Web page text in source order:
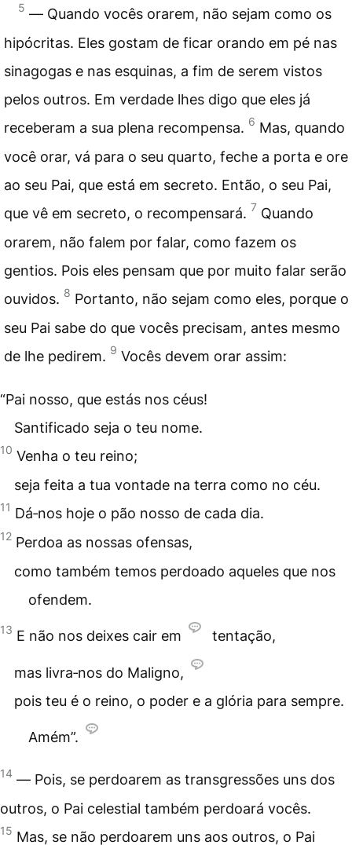
5 ― Quando vocês orarem, não sejam como os
hipócritas. Eles gostam de ficar orando em pé nas
sinagogas e nas esquinas, a fim de serem vistos
pelos outros. Em verdade lhes digo que eles já
receberam a sua plena recompensa. 6 Mas, quando
você orar, vá para o seu quarto, feche a porta e ore
ao seu Pai, que está em secreto. Então, o seu Pai,
que vê em secreto, o recompensará. 7 Quando
orarem, não falem por falar, como fazem os
gentios. Pois eles pensam que por muito falar serão
ouvidos. 8 Portanto, não sejam como eles, porque o
seu Pai sabe do que vocês precisam, antes mesmo
de lhe pedirem. 9 Vocês devem orar assim:
“Pai nosso, que estás nos céus!
Santificado seja o teu nome.
10 Venha o teu reino;
seja feita a tua vontade na terra como no céu.
11 Dá‑nos hoje o pão nosso de cada dia.
12 Perdoa as nossas ofensas,
como também temos perdoado aqueles que nos
ofendem.
13 E não nos deixes cair em tentação,
mas livra‑nos do Maligno,
pois teu é o reino, o poder e a glória para sempre.
Amém”.
14 ― Pois, se perdoarem as transgressões uns dos
outros, o Pai celestial também perdoará vocês.
15 Mas, se não perdoarem uns aos outros, o Pai